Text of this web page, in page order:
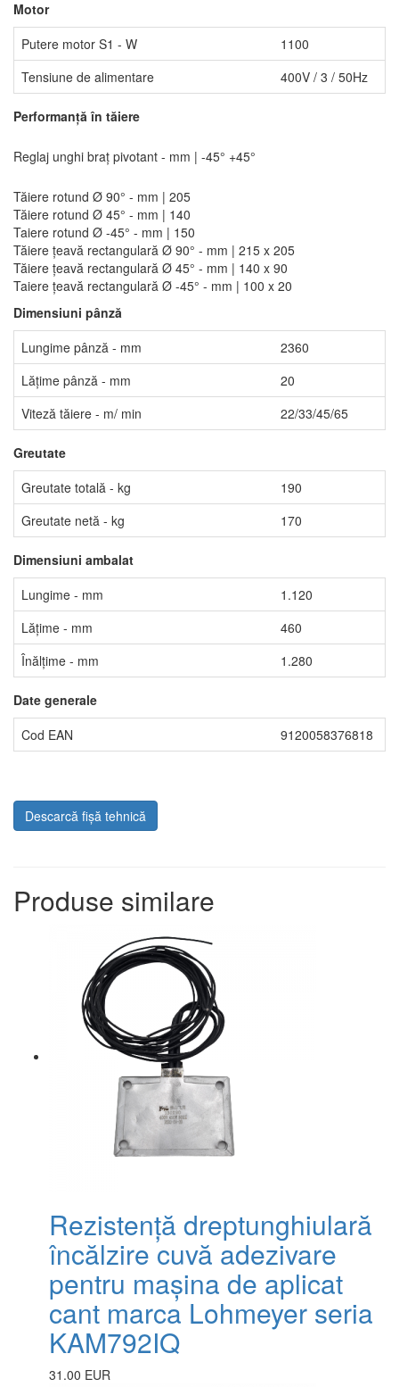
Motor
Putere motor S1 - W
1100
Tensiune de alimentare
400V / 3 / 50Hz
Performanță în tăiere
Reglaj unghi braţ pivotant - mm | -45° +45°
Tăiere rotund Ø 90° - mm | 205
Tăiere rotund Ø 45° - mm | 140
Taiere rotund Ø -45° - mm | 150
Tăiere țeavă rectangulară Ø 90° - mm | 215 x 205
Tăiere țeavă rectangulară Ø 45° - mm | 140 x 90
Taiere țeavă rectangulară Ø -45° - mm | 100 x 20
Dimensiuni pânză
Lungime pânză - mm
2360
Lățime pânză - mm
20
Viteză tăiere - m/ min
22/33/45/65
Greutate
Greutate totală - kg
190
Greutate netă - kg
170
Dimensiuni ambalat
Lungime - mm
1.120
Lățime - mm
460
Înălțime - mm
1.280
Date generale
Cod EAN
9120058376818
Descarcă fișă tehnică
Produse similare
Rezistență dreptunghiulară
încălzire cuvă adezivare
pentru mașina de aplicat
cant marca Lohmeyer seria
KAM792IQ
31.00 EUR